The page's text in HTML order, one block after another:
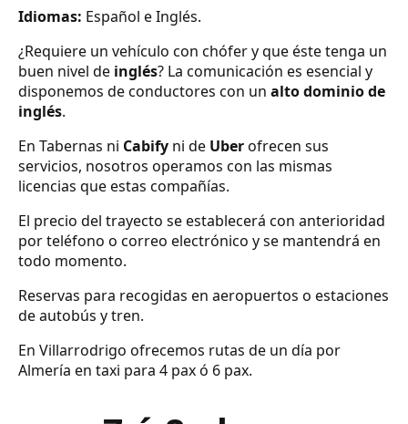
Idiomas: Español e Inglés.
¿Requiere un vehículo con chófer y que éste tenga un
buen nivel de inglés? La comunicación es esencial y
disponemos de conductores con un alto dominio de
inglés.
En Tabernas ni Cabify ni de Uberofrecen sus
servicios, nosotros operamos con las mismas
licencias que estas compañías.
El precio del trayecto se establecerá con anterioridad
por teléfono o correo electrónico y se mantendrá en
todo momento.
Reservas para recogidas en aeropuertos o estaciones
de autobús y tren.
En Villarrodrigo ofrecemos rutas de un día por
Almería en taxi para 4 pax ó 6 pax.